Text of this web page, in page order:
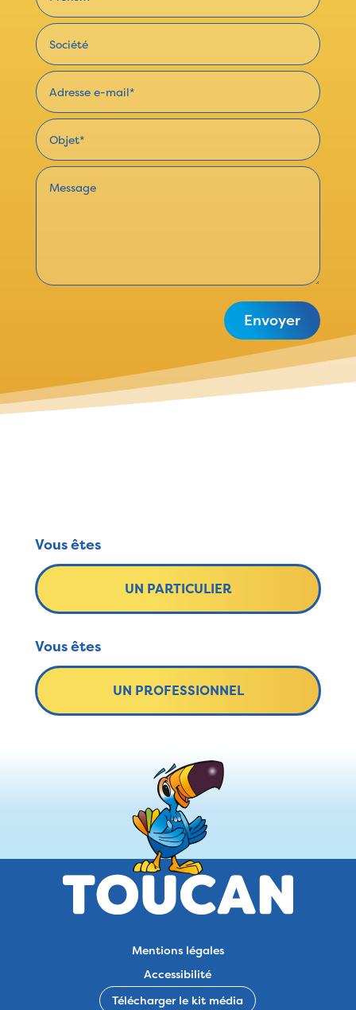
Envoyer
Vous êtes
UN PARTICULIER
Vous êtes
UN PROFESSIONNEL
Mentions légales
Accessibilité
Télécharger le kit média